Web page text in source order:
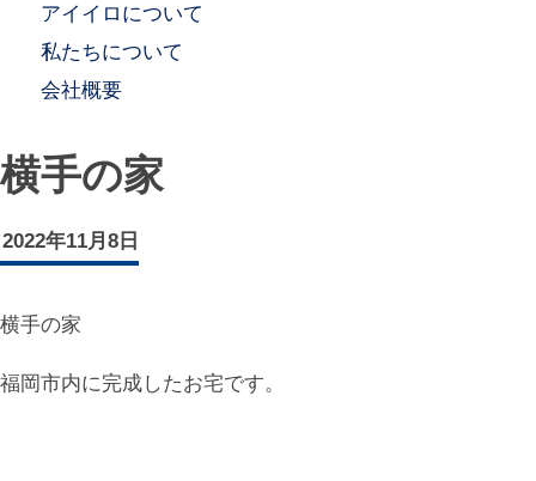
アイイロについて
私たちについて
会社概要
横手の家
2022年11月8日
横手の家
福岡市内に完成したお宅です。